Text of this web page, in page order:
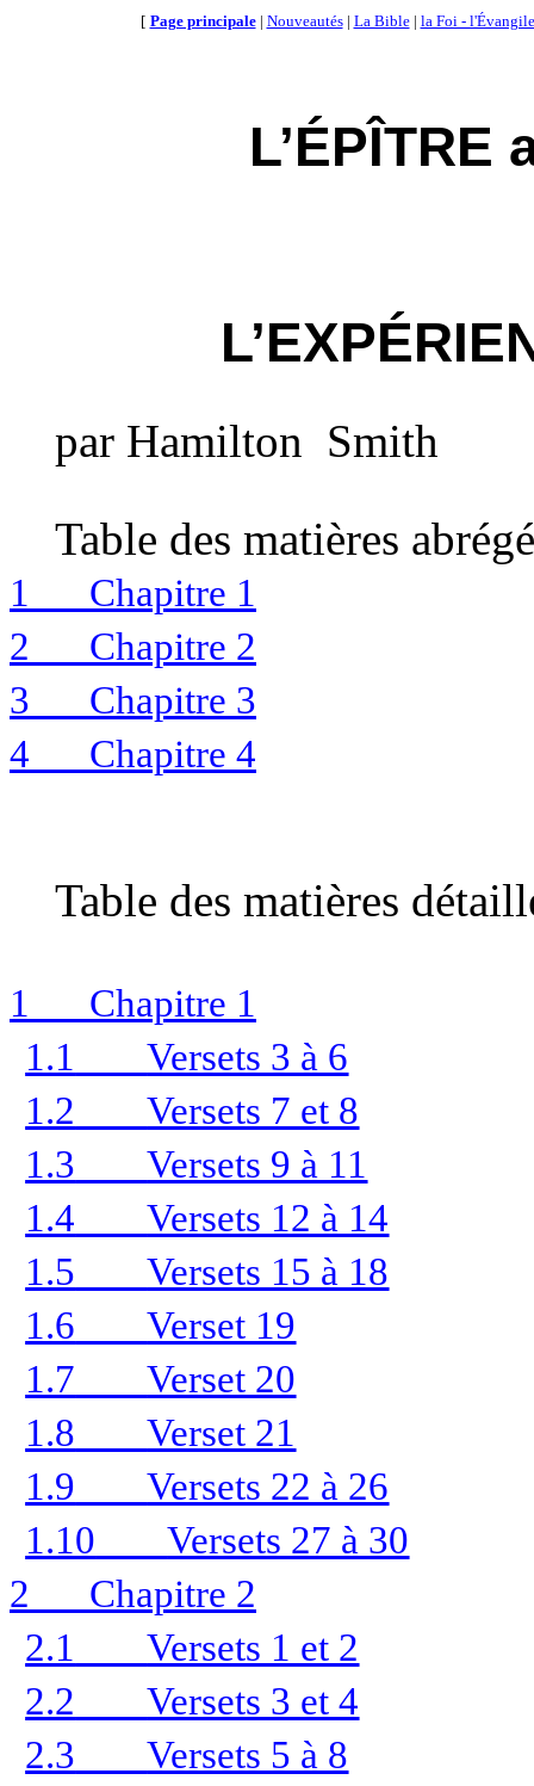
[ Page principale| Nouveautés| La Bible| la Foi - l'Évangile
L’ÉPÎTRE
parHamilton Smith
Table des matières
1
Chapitre 1
2
Chapitre 2
3
Chapitre 3
4
Chapitre 4
Table des matières
1
Chapitre 1
1.1
Versets 3 à 6
1.2
Versets 7 et 8
1.3
Versets 9 à 11
1.4
Versets 12 à 14
1.5
Versets 15 à 18
1.6
Verset 19
1.7
Verset 20
1.8
Verset 21
1.9
Versets 22 à 26
1.10
Versets 27 à 30
2
Chapitre 2
2.1
Versets 1 et 2
2.2
Versets 3 et 4
2.3
Versets 5 à 8